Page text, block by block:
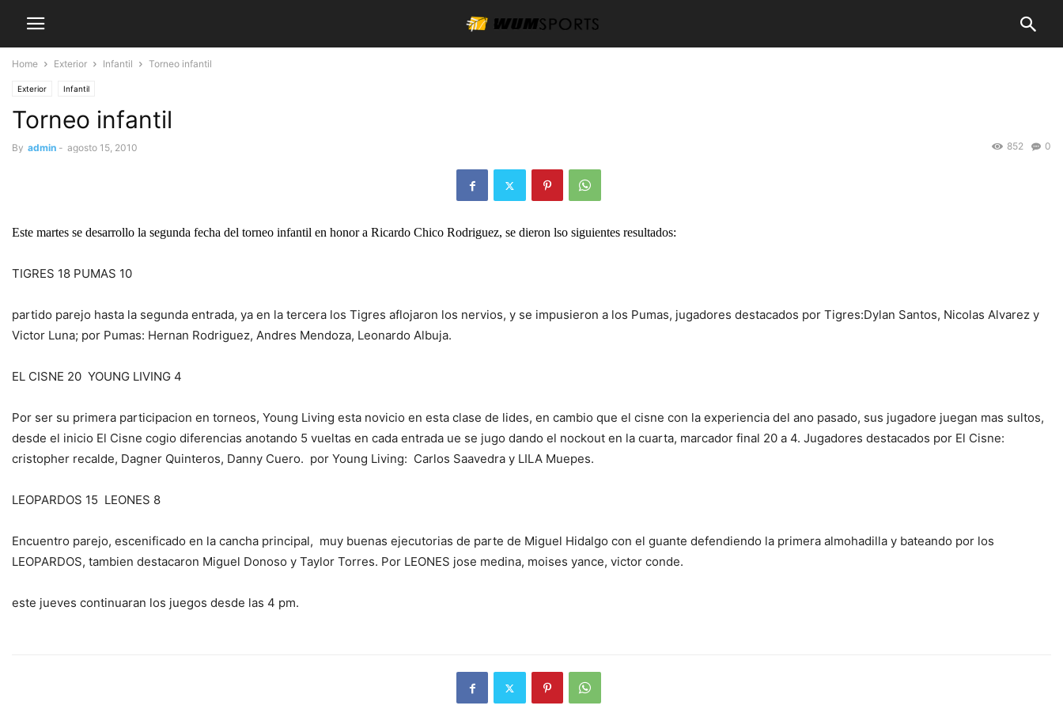
Home Exterior Infantil Torneo infantil
Exterior Infantil
Torneo infantil
By admin - agosto 15, 2010 0
852
Este martes se desarrollo la segunda fecha del torneo infantil en honor a Ricardo Chico Rodriguez, se dieron lso siguientes resultados:
TIGRES 18 PUMAS 10
partido parejo hasta la segunda entrada, ya en la tercera los Tigres aflojaron los nervios, y se impusieron a los Pumas, jugadores destacados por Tigres:Dylan Santos, Nicolas Alvarez y
Victor Luna; por Pumas: Hernan Rodriguez, Andres Mendoza, Leonardo Albuja.
EL CISNE 20 YOUNG LIVING 4
Por ser su primera participacion en torneos, Young Living esta novicio en esta clase de lides, en cambio que el cisne con la experiencia del ano pasado, sus jugadore juegan mas sultos,
desde el inicio El Cisne cogio diferencias anotando 5 vueltas en cada entrada ue se jugo dando el nockout en la cuarta, marcador final 20 a 4. Jugadores destacados por El Cisne:
cristopher recalde, Dagner Quinteros, Danny Cuero. por Young Living: Carlos Saavedra y LILA Muepes.
LEOPARDOS 15 LEONES 8
Encuentro parejo, escenificado en la cancha principal, muy buenas ejecutorias de parte de Miguel Hidalgo con el guante defendiendo la primera almohadilla y bateando por los
LEOPARDOS, tambien destacaron Miguel Donoso y Taylor Torres. Por LEONES jose medina, moises yance, victor conde.
este jueves continuaran los juegos desde las 4 pm.